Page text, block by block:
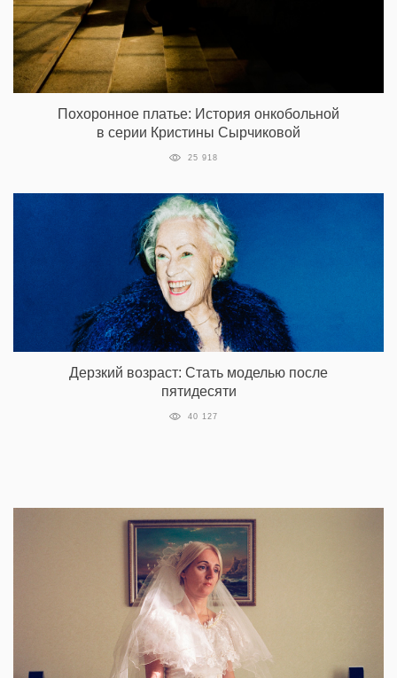
Похоронное платье: История онкобольной
в серии Кристины Сырчиковой
25 918
Дерзкий возраст: Стать моделью после
пятидесяти
40 127